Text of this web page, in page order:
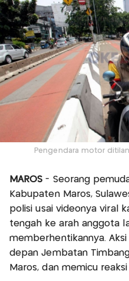
Pengendara motor
MAROS - Seorang
Kabupaten Maros,
polisi usai videonya viral
tengah ke arah anggota
memberhentikannya.
depan Jembatan
Maros, dan memicu